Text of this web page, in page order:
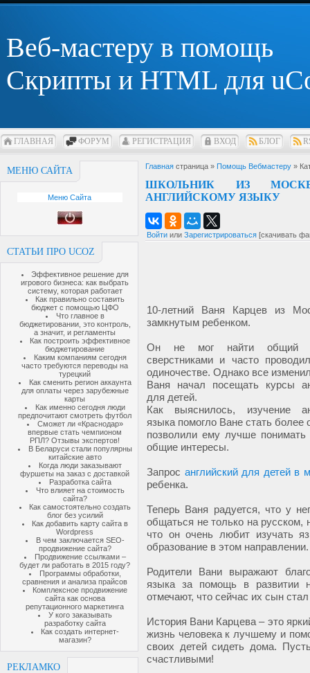
Веб-мастеру в помощь
Скрипты и HTML для
ГЛАВНАЯ ФОРУМ РЕГИСТРАЦИЯ ВХОД БЛОГ
МЕНЮ САЙТА
Меню Сайта
СТАТЬИ ПРО UCOZ
Эффективное решение для
игрового бизнеса: как выбрать
систему, которая работает
Как правильно составить
бюджет с помощью ЦФО
Что главное в
бюджетировании, это контроль,
а значит, и регламенты
Как построить эффективное
бюджетирование
Каким компаниям сегодня
часто требуются переводы на
турецкий
Как сменить регион аккаунта
для оплаты через зарубежные
карты
Как именно сегодня люди
предпочитают смотреть футбол
Сможет ли «Краснодар»
впервые стать чемпионом
РПЛ? Отзывы экспертов!
В Беларуси стали популярны
китайские авто
Когда люди заказывают
фуршеты на заказ с доставкой
Разработка сайта
Что влияет на стоимость
сайта?
Как самостоятельно создать
блог без усилий
Как добавить карту сайта в
Wordpress
В чем заключается SEO-
продвижение сайта?
Продвижение ссылками –
будет ли работать в 2015 году?
Программы обработки,
сравнения и анализа прайсов
Комплексное продвижение
сайта как основа
репутационного маркетинга
У кого заказывать
разработку сайта
Как создать интернет-
магазин?
РЕКЛАМКО
Главная страница » Помощь Вебмастеру »
ШКОЛЬНИК ИЗ
АНГЛИЙСКОМУ ЯЗЫКУ
Войти или Зарегистрироваться [скачивать
10-летний Ваня Карцев из
замкнутым ребенком.
Он не мог найти общий
сверстниками и часто
одиночестве. Однако все
Ваня начал посещать курсы
для детей.
Как выяснилось, изучение
языка помогло Ване стать
позволили ему лучше понимать
общие интересы.
Запрос английский для детей в
ребенка.
Теперь Ваня радуется, что у
общаться не только на русском,
что он очень любит изучать
образование в этом направлении.
Родители Вани выражают
языка за помощь в развитии
отмечают, что сейчас их сын
История Вани Карцева – это
жизнь человека к лучшему и
своих детей сидеть дома.
счастливыми!